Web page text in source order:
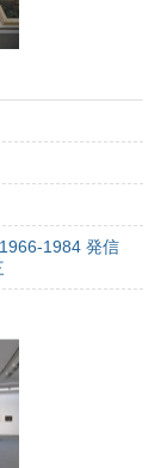
1984 発信